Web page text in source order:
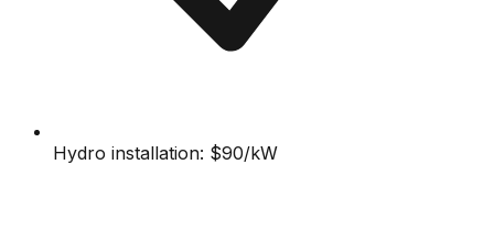
Hydro installation: $90/kW